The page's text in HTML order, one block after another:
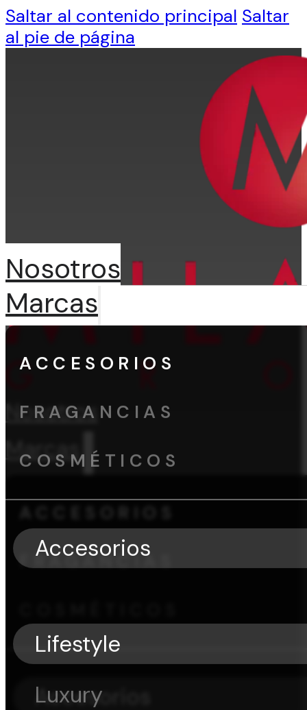
Saltar al contenido principal Saltar
al pie de página
Nosotros
Marcas
ACCESORIOS
FRAGANCIAS
Accesorios
Nosotros
Marcas
ACCESORIOS
FRAGANCIAS
COSMÉTICOS
Accesorios
Lifestyle
Luxury